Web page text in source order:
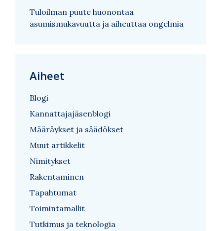
Tuloilman puute huonontaa
asumismukavuutta ja aiheuttaa ongelmia
Aiheet
Blogi
Kannattajajäsenblogi
Määräykset ja säädökset
Muut artikkelit
Nimitykset
Rakentaminen
Tapahtumat
Toimintamallit
Tutkimus ja teknologia